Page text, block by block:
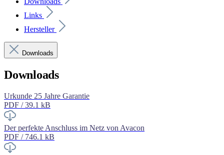
Links
Hersteller
Downloads
Downloads
Urkunde 25 Jahre Garantie
PDF / 39.1 kB
Der perfekte Anschluss im Netz von Avacon
PDF / 746.1 kB